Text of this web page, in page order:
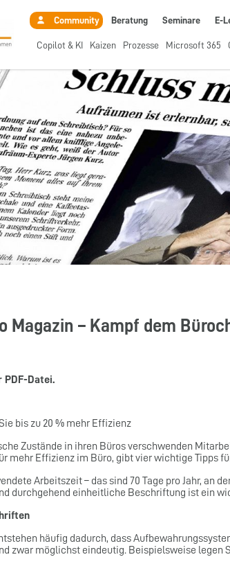
Community Beratung Seminare E-
Copilot & KI Kaizen Prozesse Microsoft 365
Magazin – Kampf dem
Datei.
bis zu 20 % mehr Effizienz
Zustände in ihren Büros verschwenden
mehr Effizienz im Büro, gibt vier wichtige Tipps
Arbeitszeit – das sind 70 Tage pro Jahr, an
durchgehend einheitliche Beschriftung ist ein
häufig dadurch, dass
zwar möglichst eindeutig. Beispielsweise legen